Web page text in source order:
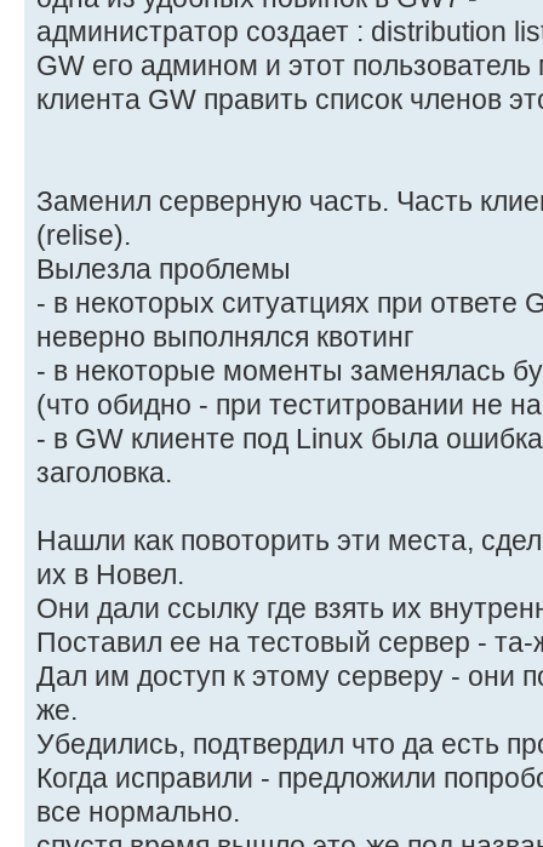
администратор создает : distribution
GW его админом и этот
клиента GW править список членов
Заменил серверную часть. Часть
(relise).
Вылезла проблемы
- в некоторых ситуатциях при ответе
неверно выполнялся квотинг
- в некоторые моменты заменялась
(что обидно - при теститровании не
- в GW клиенте под Linux была
заголовка.
Нашли как повоторить эти места,
их в Новел.
Они дали ссылку где взять их
Поставил ее на тестовый сервер -
Дал им доступ к этому серверу - они
же.
Убедились, подтвердил что да есть
Когда исправили - предложили
все нормально.